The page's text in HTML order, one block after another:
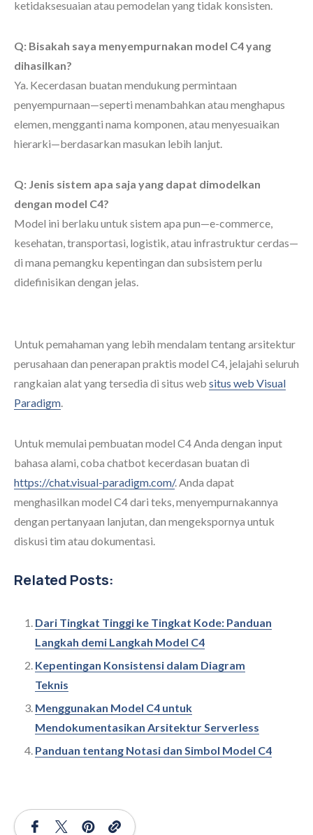
ketidaksesuaian atau pemodelan yang tidak konsisten.
Q: Bisakah saya menyempurnakan model C4 yang
dihasilkan?
Ya. Kecerdasan buatan mendukung permintaan
penyempurnaan—seperti menambahkan atau menghapus
elemen, mengganti nama komponen, atau menyesuaikan
hierarki—berdasarkan masukan lebih lanjut.
Q: Jenis sistem apa saja yang dapat dimodelkan
dengan model C4?
Model ini berlaku untuk sistem apa pun—e-commerce,
kesehatan, transportasi, logistik, atau infrastruktur cerdas—
di mana pemangku kepentingan dan subsistem perlu
didefinisikan dengan jelas.
Untuk pemahaman yang lebih mendalam tentang arsitektur
perusahaan dan penerapan praktis model C4, jelajahi seluruh
rangkaian alat yang tersedia di situs web situs web Visual
Paradigm.
Untuk memulai pembuatan model C4 Anda dengan input
bahasa alami, coba chatbot kecerdasan buatan di
https://chat.visual-paradigm.com/. Anda dapat
menghasilkan model C4 dari teks, menyempurnakannya
dengan pertanyaan lanjutan, dan mengekspornya untuk
diskusi tim atau dokumentasi.
Related Posts:
Dari Tingkat Tinggi ke Tingkat Kode: Panduan
Langkah demi Langkah Model C4
Kepentingan Konsistensi dalam Diagram
Teknis
Menggunakan Model C4 untuk
Mendokumentasikan Arsitektur Serverless
Panduan tentang Notasi dan Simbol Model C4